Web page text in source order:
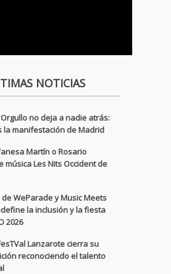
NOTICIAS
no deja a nadie atrás:
la manifestación de Madrid
Martín o Rosario
música Les Nits Occident de
WeParade y Music Meets
la inclusión y la fiesta
2026
Lanzarote cierra su
reconociendo el talento